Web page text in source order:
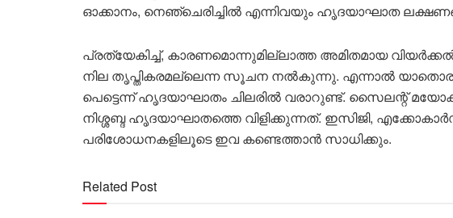
ഓക്കാനം, നെഞ്ചെരിച്ചില്‍ എന്നിവയും ഹൃദയാഘാത
പ്രത്യേകിച്ച്, കാരണമൊന്നുമില്ലാത്ത അമിതമായ
നില തൃപ്തികരമല്ലെന്ന സൂചന നല്‍കുന്നു. എന്നാല്‍
പെട്ടെന്ന് ഹൃദയാഘാതം ചിലരില്‍ വരാറുണ്ട്. സൈലന്റ്
നിശ്ശബ്ദ ഹൃദയാഘാതത്തെ വിളിക്കുന്നത്. ഇസിജി,
പരിശോധനകളിലൂടെ ഇവ കണ്ടെത്താന്‍ സാധിക്കും.
Related Post